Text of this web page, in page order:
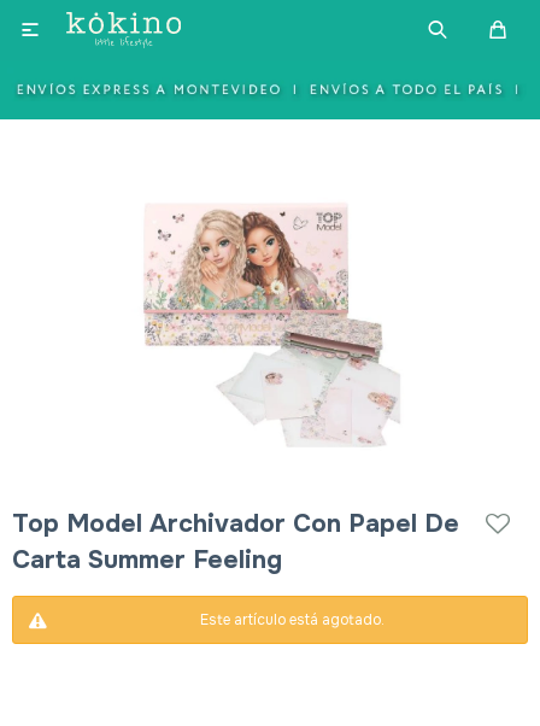

Top Model Archivador Con Papel De
Carta Summer Feeling
Este artículo está agotado.